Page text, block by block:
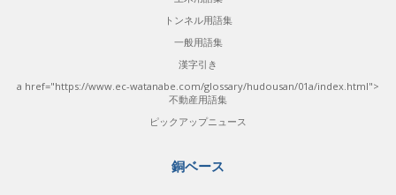
トンネル用語集
一般用語集
漢字引き
a href="https://www.ec-watanabe.com/glossary/hudousan/01a/index.html">
不動産用語集
ピックアップニュース
銅ベース